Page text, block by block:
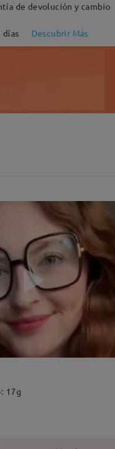
de devolución y cambio
días Descubrir Más
17g